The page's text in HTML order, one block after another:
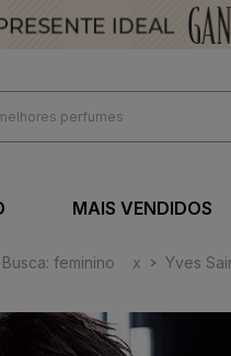
MAIS VENDIDOS
Busca: feminino x Yves